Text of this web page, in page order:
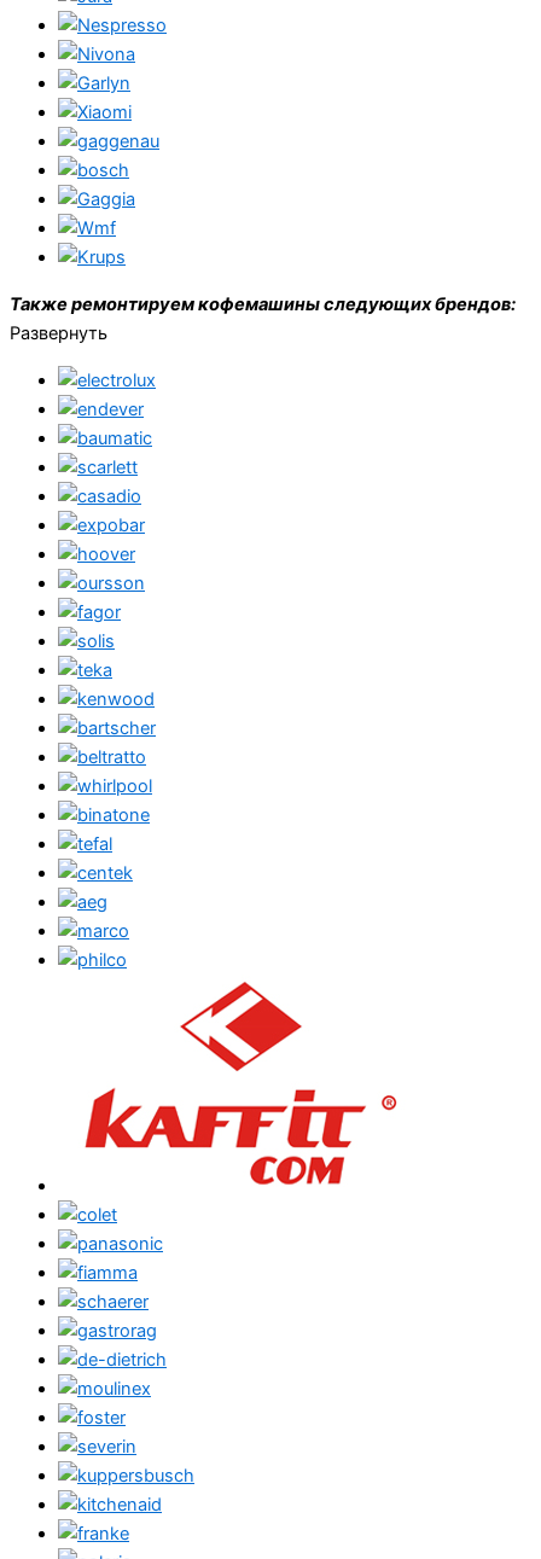
Также ремонтируем кофемашины следующих брендов:
Развернуть